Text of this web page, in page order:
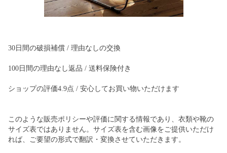
30日間の破損補償 / 理由なしの交換
100日間の理由なし返品 / 送料保険付き
ショップの評価4.9点 / 安心してお買い物いただけます
このような販売ポリシーや評価に関する情報であり、衣類や靴の
サイズ表ではありません。サイズ表を含む画像をご提供いただけ
れば、ご要望の形式で翻訳・変換させていただきます。